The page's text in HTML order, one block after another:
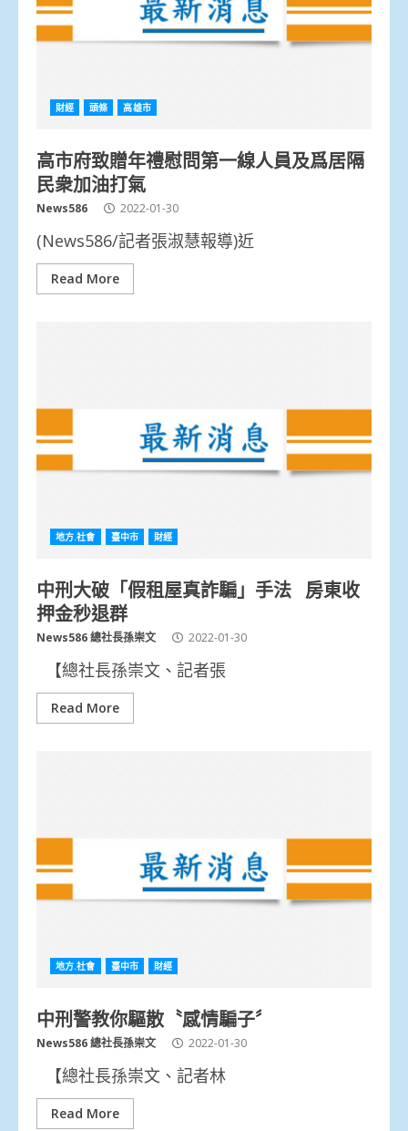
財經 頭條 高雄市
高市府致贈年禮慰問第一線人員及爲居隔
民衆加油打氣
News586 2022-01-30
(News586/記者張淑慧報導)近
Read More
地方.社會 臺中市 財經
中刑大破「假租屋真詐騙」手法 房東收
押金秒退群
News586 總社長孫崇文 2022-01-30
【總社長孫崇文、記者張
Read More
地方.社會 臺中市 財經
中刑警教你驅散〝感情騙子〞
News586 總社長孫崇文 2022-01-30
【總社長孫崇文、記者林
Read More